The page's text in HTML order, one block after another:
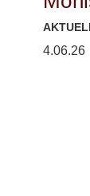
4.06.26